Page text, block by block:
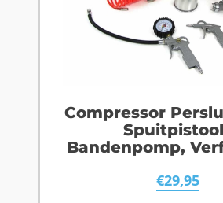
Compressor
Bandenpomp,
€29,95